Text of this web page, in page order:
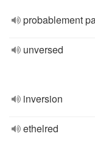
probablement
unversed
inversion
ethelred